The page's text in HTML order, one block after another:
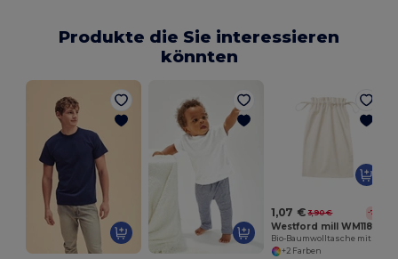
Produkte die Sie interessieren
könnten
1,07 € 3,90 € -73%
Westford mill WM118
+2 Farben